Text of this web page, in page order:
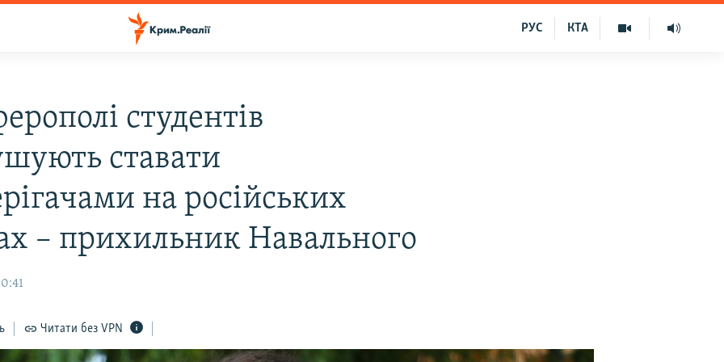
КТА
РУС
студентів
ставати
на російських
– прихильник Навального
Читати без VPN